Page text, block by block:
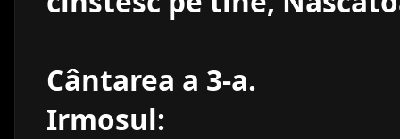
Cântarea a 3-a.
Irmosul: